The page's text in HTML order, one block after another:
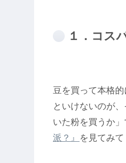
１．コス
豆を買って本格
といけないのが
いた粉を買うか
派？』 を見てみて